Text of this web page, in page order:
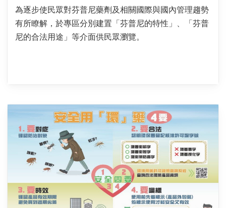
為逐步使民眾對芬普尼藥劑及相關國際與國內管理趨勢
有所瞭解，於專區分別建置「芬普尼的特性」、「芬普
尼的合法用途」等介面供民眾瀏覽。